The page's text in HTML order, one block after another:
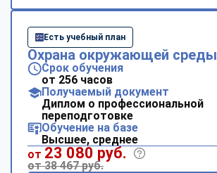
Есть учебный план
Охрана окружающей среды
Срок обучения
от 256 часов
Получаемый документ
Диплом о профессиональной
переподготовке
Обучение на базе
Высшее, среднее
от 23 080 руб.
от 38 467 руб.